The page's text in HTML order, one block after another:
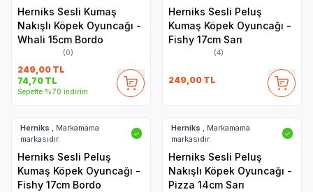
Herniks Sesli Kumaş
Nakışlı Köpek Oyuncağı -
Whali 15cm Bordo
(0)
249,00 TL
74,70 TL
Sepette %70 indirim
Herniks Sesli Peluş
Kumaş Köpek Oyuncağı -
Fishy 17cm Sarı
(4)
249,00 TL
Herniks , Markamama
markasıdır.
✓
Herniks Sesli Peluş
Kumaş Köpek Oyuncağı -
Fishy 17cm Bordo
Herniks , Markamama
markasıdır.
✓
Herniks Sesli Peluş
Nakışlı Köpek Oyuncağı -
Pizza 14cm Sarı